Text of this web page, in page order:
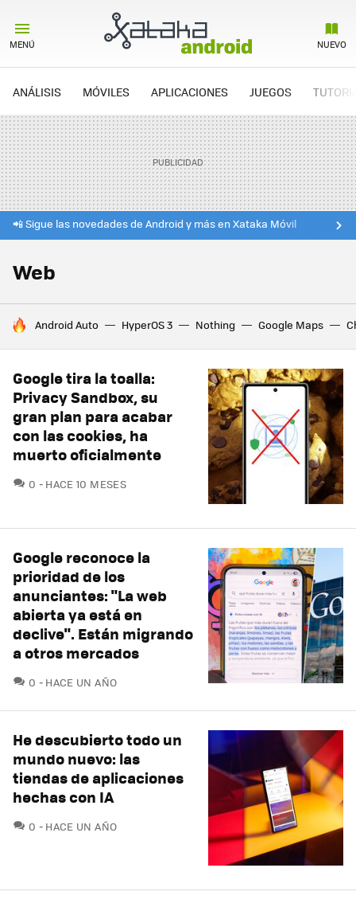
MENÚ NUEVO
ANÁLISIS MÓVILES APLICACIONES JUEGOS
📲 Sigue las novedades de Android y más en Xataka Móvil
Web
HOY SE HABLA DE
Android Auto HyperOS 3 Nothing Google Maps
Google tira la toalla:
Privacy Sandbox, su
gran plan para acabar
con las cookies, ha
muerto oficialmente
0 COMENTARIOS
HACE 10 MESES
Google reconoce la
prioridad de los
anunciantes: "La web
abierta ya está en
declive". Están migrando
a otros mercados
0 COMENTARIOS
HACE UN AÑO
He descubierto todo un
mundo nuevo: las
tiendas de aplicaciones
hechas con IA
0 COMENTARIOS
HACE UN AÑO